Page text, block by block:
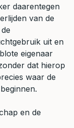
daarentegen
van de
uit en
eigenaar
dat hierop
waar de
en de